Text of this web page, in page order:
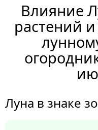
Влияние
растений
Луна в знаке